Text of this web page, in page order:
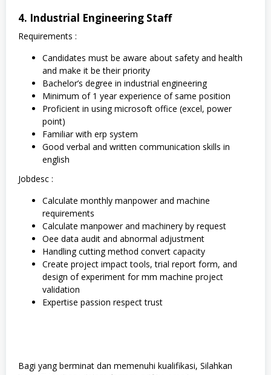
4. Industrial Engineering Staff
Requirements :
Candidates must be aware about safety and health
and make it be their priority
Bachelor’s degree in industrial engineering
Minimum of 1 year experience of same position
Proficient in using microsoft office (excel, power
point)
Familiar with erp system
Good verbal and written communication skills in
english
Jobdesc :
Calculate monthly manpower and machine
requirements
Calculate manpower and machinery by request
Oee data audit and abnormal adjustment
Handling cutting method convert capacity
Create project impact tools, trial report form, and
design of experiment for mm machine project
validation
Expertise passion respect trust
Bagi yang berminat dan memenuhi kualifikasi, Silahkan